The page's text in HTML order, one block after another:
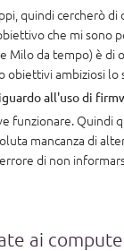
quindi cercherò
che mi
Milo da tempo) è di
obiettivi ambiziosi lo
all'uso di
funzionare. Quindi
mancanza di
di non
ai